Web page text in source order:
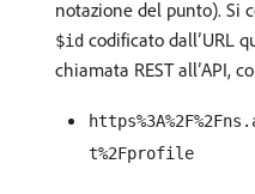
notazione del punto). Si
$id codificato dall’URL
chiamata REST all’API,
t%2Fprofile